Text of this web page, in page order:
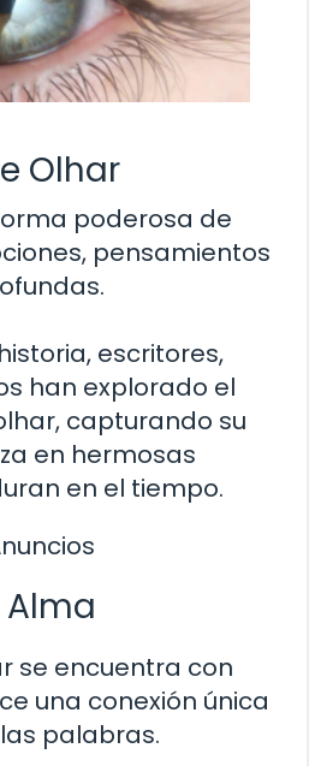
Olhar
poderosa de
pensamientos
escritores,
han explorado el
capturando su
en hermosas
en el tiempo.
Alma
se encuentra con
una conexión única
palabras.